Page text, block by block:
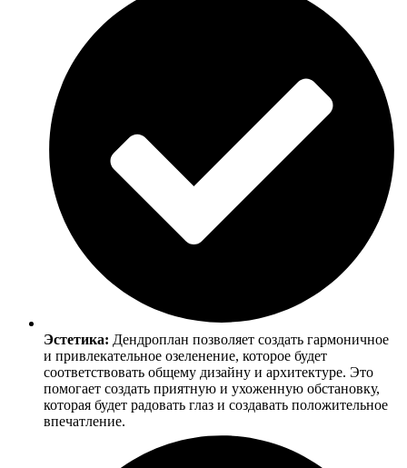
Эстетика: Дендроплан позволяет создать гармоничное
и привлекательное озеленение, которое будет
соответствовать общему дизайну и архитектуре. Это
помогает создать приятную и ухоженную обстановку,
которая будет радовать глаз и создавать положительное
впечатление.